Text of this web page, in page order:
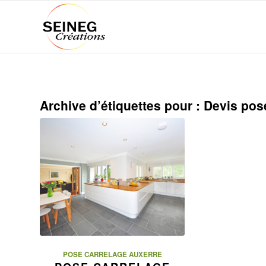
Archive d’étiquettes pour : Devis
POSE CARRELAGE AUXERRE